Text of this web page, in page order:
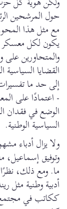
حول المرشحين
مع مثل هذا
يكون لكل معسكر
والمتحاورين
القضايا
إلى حد ما
- اعتمادًا على
السياسية الوطنية.
ولا يزال أدباء
وتوفيق إسماعيل،
ما. ومع ذلك،
أدبية وطنية مثل
ككاتب في مجتمع